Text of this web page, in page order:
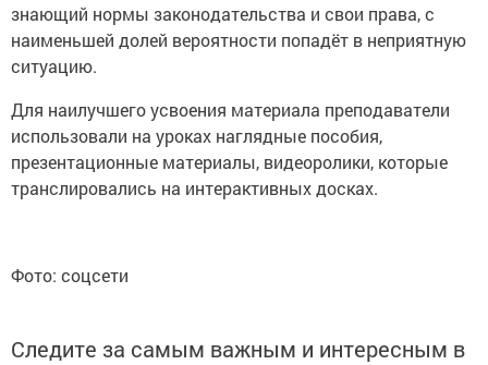
знающий нормы законодательства и свои права, с
наименьшей долей вероятности попадёт в неприятную
ситуацию.
Для наилучшего усвоения материала преподаватели
использовали на уроках наглядные пособия,
презентационные материалы, видеоролики, которые
транслировались на интерактивных досках.
Фото: соцсети
Следите за самым важным и интересным в